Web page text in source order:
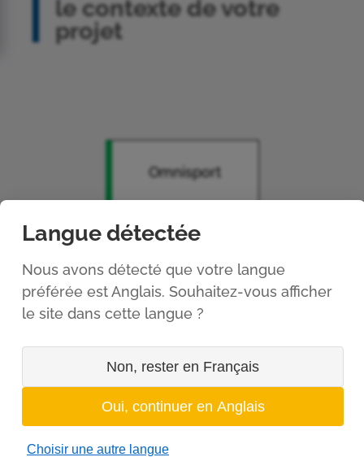
le contexte de votre
projet
Omnisport
Style
Event
Langue détectée
Nous avons détecté que votre langue
préférée est Anglais. Souhaitez-vous afficher
le site dans cette langue ?
Non, rester en Français
Oui, continuer en Anglais
Choisir une autre langue